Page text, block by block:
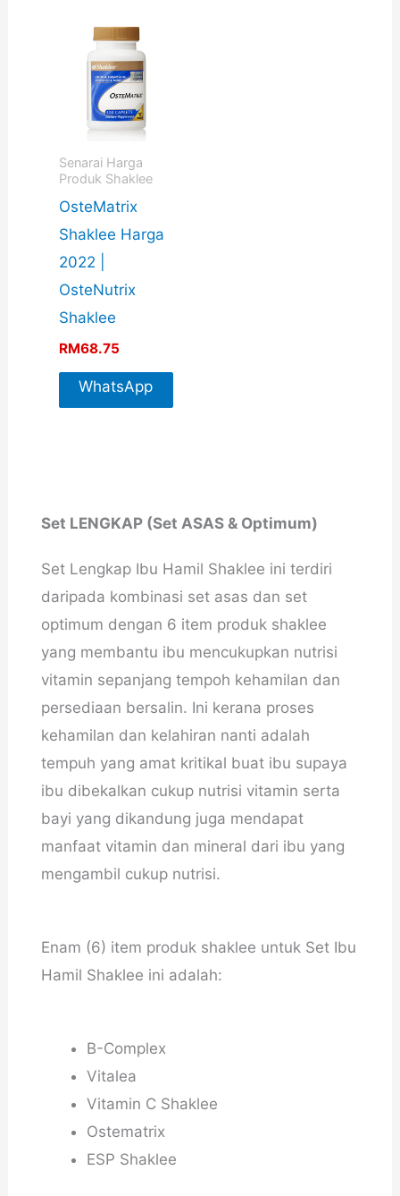
Senarai Harga
Produk Shaklee
OsteMatrix
Shaklee Harga
2022 |
OsteNutrix
Shaklee
RM68.75
WhatsApp
Set LENGKAP (Set ASAS & Optimum)
Set Lengkap Ibu Hamil Shaklee ini terdiri
daripada kombinasi set asas dan set
optimum dengan 6 item produk shaklee
yang membantu ibu mencukupkan nutrisi
vitamin sepanjang tempoh kehamilan dan
persediaan bersalin. Ini kerana proses
kehamilan dan kelahiran nanti adalah
tempuh yang amat kritikal buat ibu supaya
ibu dibekalkan cukup nutrisi vitamin serta
bayi yang dikandung juga mendapat
manfaat vitamin dan mineral dari ibu yang
mengambil cukup nutrisi.
Enam (6) item produk shaklee untuk Set Ibu
Hamil Shaklee ini adalah:
B-Complex
Vitalea
Vitamin C Shaklee
Ostematrix
ESP Shaklee